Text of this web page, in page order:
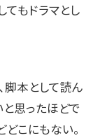
もドラマとし
脚本として読ん
思ったほどで
どこにもない。